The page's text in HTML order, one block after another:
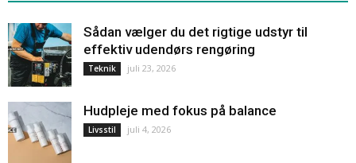
Sådan vælger du det rigtige udstyr til
effektiv udendørs rengøring
Teknik juli 23, 2026
Hudpleje med fokus på balance
Livsstil juli 4, 2026